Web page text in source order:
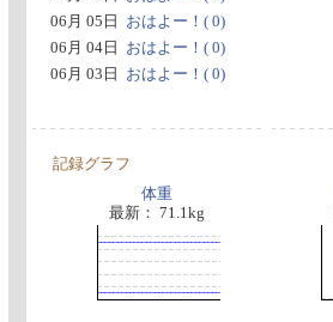
06月 05日
おはよー！( 0)
06月 04日
おはよー！( 0)
06月 03日
おはよー！( 0)
記録グラフ
体重
最新： 71.1kg